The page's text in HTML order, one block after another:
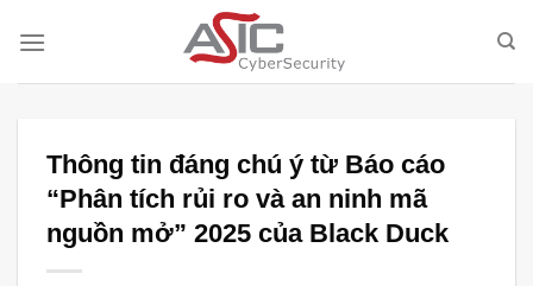
Thông tin đáng chú ý từ Báo cáo
“Phân tích rủi ro và an ninh mã
nguồn mở” 2025 của Black Duck